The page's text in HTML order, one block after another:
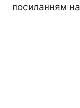
посиланням на